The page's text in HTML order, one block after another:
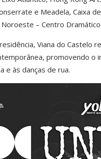
e Meadela, Caixa
– Centro
Viana do Castelo
promovendo o
e às danças de rua.